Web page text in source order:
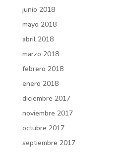
junio 2018
mayo 2018
abril 2018
marzo 2018
febrero 2018
enero 2018
diciembre 2017
noviembre 2017
octubre 2017
septiembre 2017